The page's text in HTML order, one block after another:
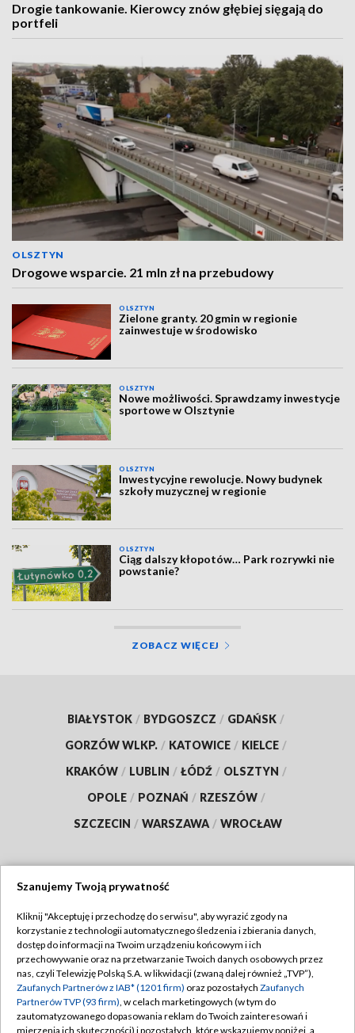
Drogie tankowanie. Kierowcy znów głębiej sięgają do
portfeli
OLSZTYN
Drogowe wsparcie. 21 mln zł na przebudowy
OLSZTYN
Zielone granty. 20 gmin w regionie
zainwestuje w środowisko
OLSZTYN
Nowe możliwości. Sprawdzamy inwestycje
sportowe w Olsztynie
OLSZTYN
Inwestycyjne rewolucje. Nowy budynek
szkoły muzycznej w regionie
OLSZTYN
Ciąg dalszy kłopotów… Park rozrywki nie
powstanie?
ZOBACZ WIĘCEJ
BIAŁYSTOK / BYDGOSZCZ / GDAŃSK /
GORZÓW WLKP. / KATOWICE / KIELCE /
KRAKÓW / LUBLIN / ŁÓDŹ / OLSZTYN /
OPOLE / POZNAŃ / RZESZÓW /
SZCZECIN / WARSZAWA / WROCŁAW
TVP
Abonament TVP
Emisja w TVP
Centrum informacji TVP
Regulamin TVP
Polityka prywatności
Moje zgody
Szanujemy Twoją prywatność
Kliknij "Akceptuję i przechodzę do serwisu", aby wyrazić zgody na
korzystanie z technologii automatycznego śledzenia i zbierania danych,
dostęp do informacji na Twoim urządzeniu końcowym i ich
przechowywanie oraz na przetwarzanie Twoich danych osobowych przez
nas, czyli Telewizję Polską S.A. w likwidacji (zwaną dalej również „TVP”),
Zaufanych Partnerów z IAB* (1201 firm) oraz pozostałych Zaufanych
Partnerów TVP (93 firm), w celach marketingowych (w tym do
zautomatyzowanego dopasowania reklam do Twoich zainteresowań i
mierzenia ich skuteczności) i pozostałych, które wskazujemy poniżej, a